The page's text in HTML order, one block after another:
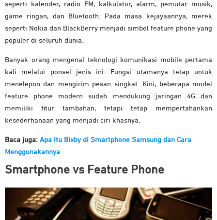
seperti kalender, radio FM, kalkulator, alarm, pemutar musik,
game ringan, dan Bluetooth. Pada masa kejayaannya, merek
seperti Nokia dan BlackBerry menjadi simbol feature phone yang
populer di seluruh dunia.
Banyak orang mengenal teknologi komunikasi mobile pertama
kali melalui ponsel jenis ini. Fungsi utamanya tetap untuk
menelepon dan mengirim pesan singkat. Kini, beberapa model
feature phone modern sudah mendukung jaringan 4G dan
memiliki fitur tambahan, tetapi tetap mempertahankan
kesederhanaan yang menjadi ciri khasnya.
Baca juga: Apa Itu Bixby di Smartphone Samsung dan Cara
Menggunakannya
Smartphone vs Feature Phone